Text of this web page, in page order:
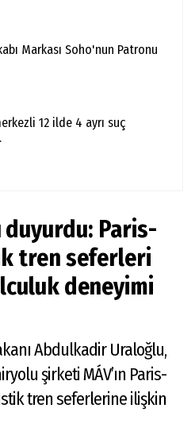
Markası Soho'nun Patronu
12 ilde 4 ayrı suç
Paris-
tren seferleri
deneyimi
Abdulkadir Uraloğlu,
şirketi MÁV’ın Paris-
tren seferlerine ilişkin